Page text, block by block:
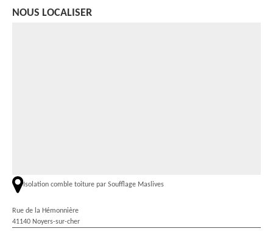
NOUS LOCALISER
Isolation comble toiture par Soufflage Maslives
Rue de la Hémonnière
41140 Noyers-sur-cher